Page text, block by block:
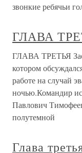
звонкие ребячьи
ГЛАВА
ГЛАВА ТРЕТЬЯ
котором
работе на случай
ночью.Командир
Павлович
полутемной
Глава